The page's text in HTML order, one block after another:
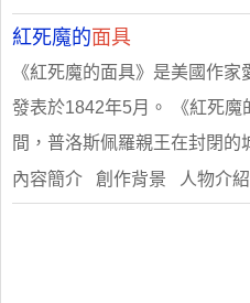
紅死魔的面具
《紅死魔的面具》是美國作
發表於1842年5月。 《紅死魔
間，普洛斯佩羅親王在封閉的
內容簡介 創作背景 人物介